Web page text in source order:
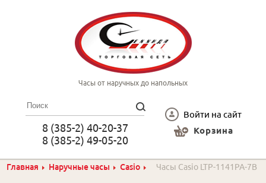
8 (385-2) 40-20-37
8 (385-2) 49-05-20
Часы от наручных до напольных
Войти на сайт
Корзина
Главная Наручные часы Casio Часы Casio LTP-1141PA-7B